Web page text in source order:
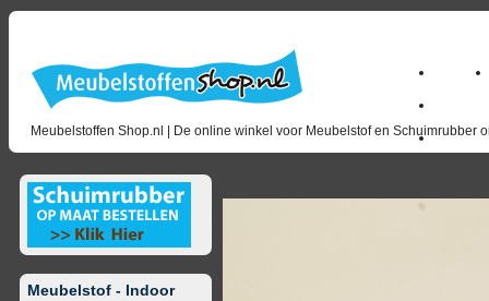
Meubelstoffen Shop.nl | De online winkel voor Meubelstof en Schuimrubber
Home
Meubelstof - Indoor